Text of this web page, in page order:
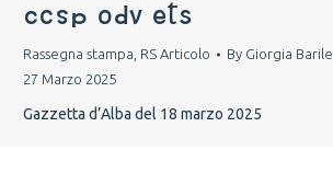
CCSP ODV ETS
Rassegna stampa RS Articolo By Giorgia Barile
27 Marzo 2025
Gazzetta d’Alba del 18 marzo 2025